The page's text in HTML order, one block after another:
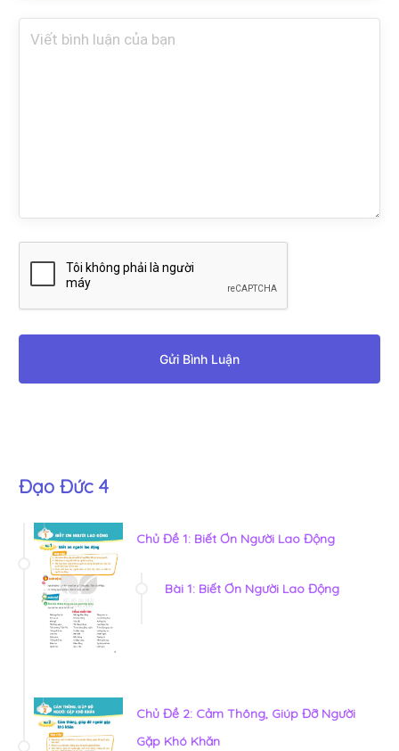
Gửi Bình Luận
Đạo Đức 4
Chủ Đề 1: Biết Ơn Người Lao Động
Bài 1: Biết Ơn Người Lao Động
Chủ Đề 2: Cảm Thông, Giúp Đỡ Người
Gặp Khó Khăn